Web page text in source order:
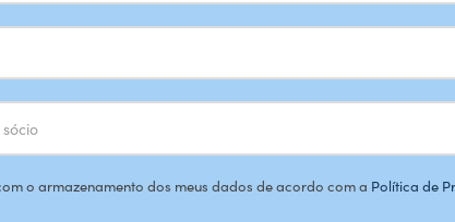
o armazenamento dos meus dados de acordo com a Política de